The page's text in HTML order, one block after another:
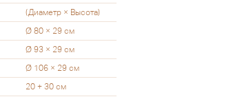
(Диаметр × Высота)
Ø 80 × 29 см
Ø 93 × 29 см
Ø 106 × 29 см
20 + 30 см